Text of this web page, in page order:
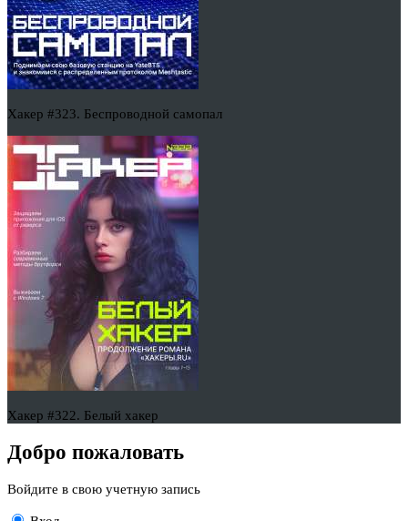
Хакер #323. Беспроводной самопал
Хакер #322. Белый хакер
Добро пожаловать
Войдите в свою учетную запись